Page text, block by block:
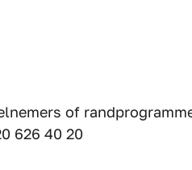
of
626 40 20